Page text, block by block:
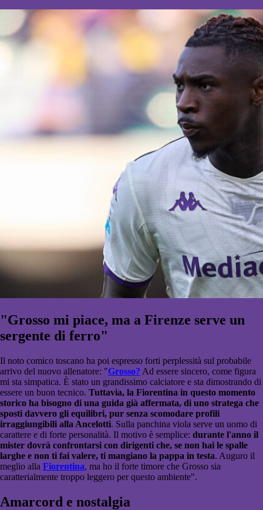
"Grosso mi piace, ma a Firenze serve un
sergente di ferro"
Il noto comico toscano ha poi espresso forti perplessità sul probabile
arrivo del nuovo allenatore: "Grosso? Ad essere sincero, come figura
mi sta simpatica. È stato un grandissimo calciatore e sta dimostrando di
essere un buon tecnico. Tuttavia, la Fiorentina in questo momento
storico ha bisogno di una guida già affermata, di uno stratega che
sposti davvero gli equilibri, pur senza scomodare profili
irraggiungibili alla Ancelotti. Sulla panchina viola serve un uomo di
carattere e di forte personalità. Il motivo è semplice: durante l'anno il
mister dovrà confrontarsi con dirigenti che, se non hai le spalle
larghe e non ti fai valere, ti mangiano la pappa in testa. Auguro il
meglio alla Fiorentina, ma ho il forte timore che Grosso sia
caratterialmente troppo leggero per questo ambiente".
Amarcord e nostalgia